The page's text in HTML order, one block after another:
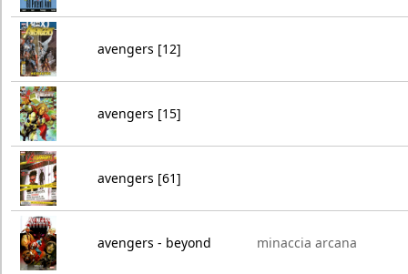
avengers [12]
avengers [15]
avengers [61]
avengers - beyond minaccia arcana